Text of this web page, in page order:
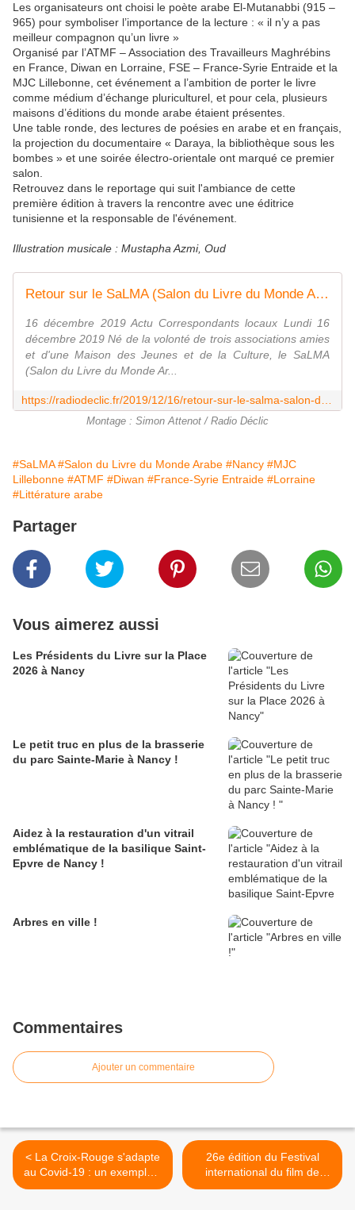
Les organisateurs ont choisi le poète arabe El-Mutanabbi (915 –
965) pour symboliser l’importance de la lecture : « il n’y a pas
meilleur compagnon qu’un livre »
Organisé par l’ATMF – Association des Travailleurs Maghrébins
en France, Diwan en Lorraine, FSE – France-Syrie Entraide et la
MJC Lillebonne, cet événement a l’ambition de porter le livre
comme médium d’échange pluriculturel, et pour cela, plusieurs
maisons d’éditions du monde arabe étaient présentes.
Une table ronde, des lectures de poésies en arabe et en français,
la projection du documentaire « Daraya, la bibliothèque sous les
bombes » et une soirée électro-orientale ont marqué ce premier
salon.
Retrouvez dans le reportage qui suit l'ambiance de cette
première édition à travers la rencontre avec une éditrice
tunisienne et la responsable de l'événement.
Illustration musicale : Mustapha Azmi, Oud
Retour sur le SaLMA (Salon du Livre du Monde Arabe) -
16 décembre 2019 Actu Correspondants locaux Lundi 16
décembre 2019 Né de la volonté de trois associations amies
et d'une Maison des Jeunes et de la Culture, le SaLMA
(Salon du Livre du Monde Ar...
Montage : Simon Attenot / Radio Déclic
#SaLMA #Salon du Livre du Monde Arabe #Nancy #MJC
Lillebonne #ATMF #Diwan #France-Syrie Entraide #Lorraine
#Littérature arabe
Partager
Vous aimerez aussi
Les Présidents du Livre sur la Place
2026 à Nancy
Le petit truc en plus de la brasserie
du parc Sainte-Marie à Nancy !
Aidez à la restauration d'un vitrail
emblématique de la basilique Saint-
Epvre de Nancy !
Arbres en ville !
Commentaires
Ajouter un commentaire
< La Croix-Rouge s'adapte
au Covid-19 : un exemple à
Toul en Lorraine
26e édition du Festival
international du film de
Nancy >